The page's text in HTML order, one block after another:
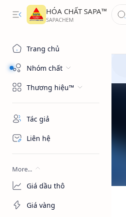
HÓA CHẤT SAPA™
Trang chủ
Nhóm chất
Thương hiệu™
Tác giả
Liên hệ
More...
Giá dầu thô
Giá vàng